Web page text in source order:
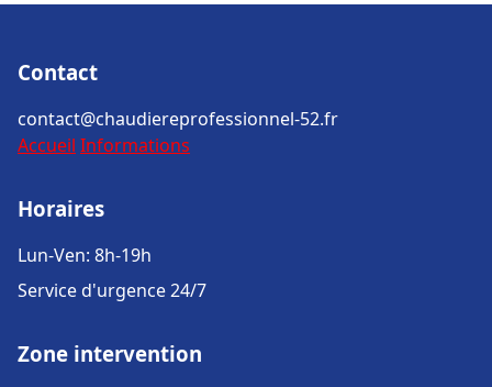
Contact
contact@chaudiereprofessionnel-52.fr
Accueil Informations
Horaires
Lun-Ven: 8h-19h
Service d'urgence 24/7
Zone intervention